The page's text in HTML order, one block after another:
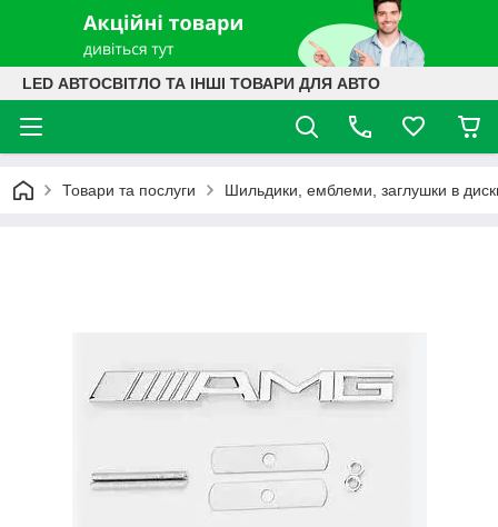
LED АВТОСВІТЛО ТА ІНШІ ТОВАРИ ДЛЯ АВТО
Товари та послуги Шильдики, емблеми, заглушки в